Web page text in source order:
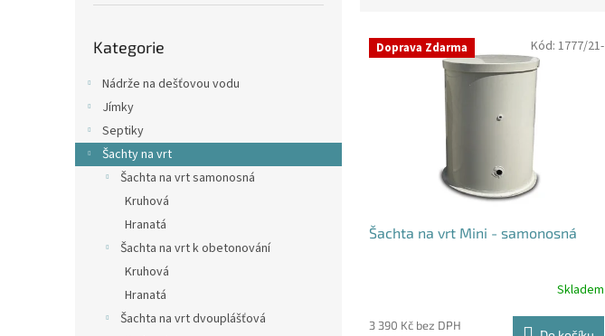
kategorie
Kategorie
Nádrže na dešťovou vodu
Jímky
Septiky
Šachty na vrt
Šachta na vrt samonosná
Kruhová
Hranatá
Šachta na vrt k obetonování
Kruhová
Hranatá
Šachta na vrt dvouplášťová
nV Doprava Zdarma
Šachta na vrt Mini - samonosná
produktu
Skladem
3 390 Kč bez DPH
Kód: 1777/21-